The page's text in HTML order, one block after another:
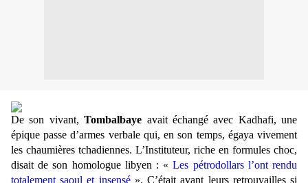
De son vivant,Tombalbaye avait échangé avec Kadhafi, une
épique passe d’armes verbale qui, en son temps, égaya vivement
les chaumières tchadiennes. L’Instituteur, riche en formules choc,
disait de son homologue libyen : «Les pétrodollars l’ont rendu
totalement saoul et insensé». C’était avant leurs retrouvailles si